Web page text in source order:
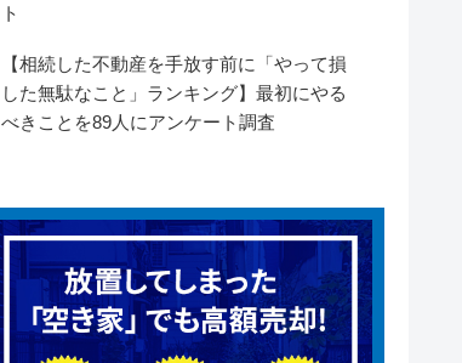
ト
【相続した不動産を手放す前に「やって損
した無駄なこと」ランキング】最初にやる
べきことを89人にアンケート調査